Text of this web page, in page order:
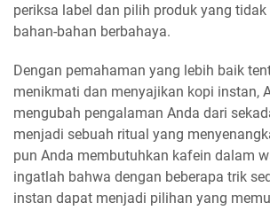
periksa label dan pilih produk yang
bahan-bahan berbahaya.
Dengan pemahaman yang lebih baik
menikmati dan menyajikan kopi instan,
mengubah pengalaman Anda dari
menjadi sebuah ritual yang
pun Anda membutuhkan kafein dalam
ingatlah bahwa dengan beberapa trik
instan dapat menjadi pilihan yang